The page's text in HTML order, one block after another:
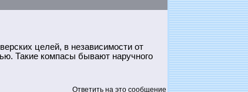
целей, в независимости от
Такие компасы бывают наручного
Ответить на это сообщение